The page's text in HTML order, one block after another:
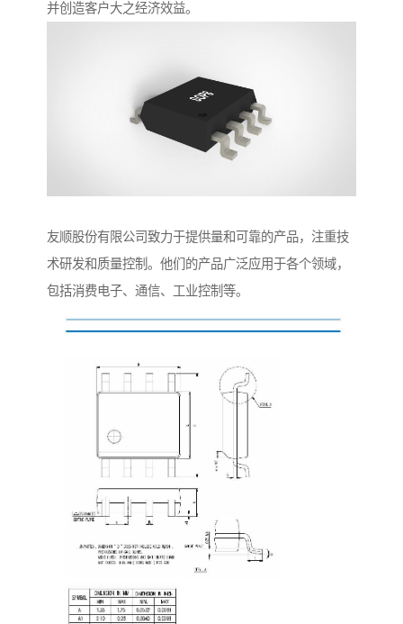
并创造客户大之经济效益。
友顺股份有限公司致力于提供量和可靠的产品，注重技
术研发和质量控制。他们的产品广泛应用于各个领域，
包括消费电子、通信、工业控制等。